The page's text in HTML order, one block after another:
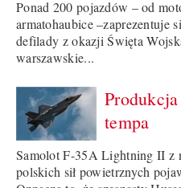
Ponad 200 pojazdów – od
armatohaubice –zaprezentuje
defilady z okazji Święta
warszawskie...
tempa
Samolot F-35A Lightning II z
polskich sił powietrznych